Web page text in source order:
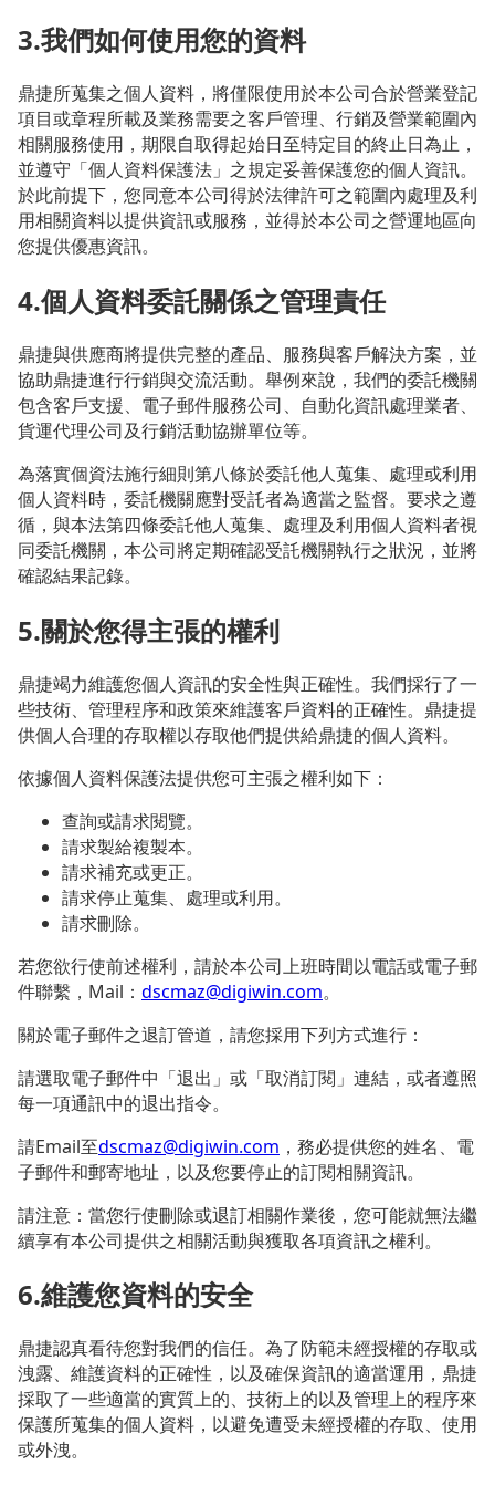
3.我們如何使用您的資料
鼎捷所蒐集之個人資料，將僅限使用於本公司合於營業登記
項目或章程所載及業務需要之客戶管理、行銷及營業範圍內
相關服務使用，期限自取得起始日至特定目的終止日為止，
並遵守「個人資料保護法」之規定妥善保護您的個人資訊。
於此前提下，您同意本公司得於法律許可之範圍內處理及利
用相關資料以提供資訊或服務，並得於本公司之營運地區向
您提供優惠資訊。
4.個人資料委託關係之管理責任
鼎捷與供應商將提供完整的產品、服務與客戶解決方案，並
協助鼎捷進行行銷與交流活動。舉例來說，我們的委託機關
包含客戶支援、電子郵件服務公司、自動化資訊處理業者、
貨運代理公司及行銷活動協辦單位等。
為落實個資法施行細則第八條於委託他人蒐集、處理或利用
個人資料時，委託機關應對受託者為適當之監督。要求之遵
循，與本法第四條委託他人蒐集、處理及利用個人資料者視
同委託機關，本公司將定期確認受託機關執行之狀況，並將
確認結果記錄。
5.關於您得主張的權利
鼎捷竭力維護您個人資訊的安全性與正確性。我們採行了一
些技術、管理程序和政策來維護客戶資料的正確性。鼎捷提
供個人合理的存取權以存取他們提供給鼎捷的個人資料。
依據個人資料保護法提供您可主張之權利如下：
查詢或請求閱覽。
請求製給複製本。
請求補充或更正。
請求停止蒐集、處理或利用。
請求刪除。
若您欲行使前述權利，請於本公司上班時間以電話或電子郵
件聯繫，Mail： dscmaz@digiwin.com。
關於電子郵件之退訂管道，請您採用下列方式進行：
請選取電子郵件中「退出」或「取消訂閱」連結，或者遵照
每一項通訊中的退出指令。
請Email至dscmaz@digiwin.com ，務必提供您的姓名、電
子郵件和郵寄地址，以及您要停止的訂閱相關資訊。
請注意：當您行使刪除或退訂相關作業後，您可能就無法繼
續享有本公司提供之相關活動與獲取各項資訊之權利。
6.維護您資料的安全
鼎捷認真看待您對我們的信任。為了防範未經授權的存取或
洩露、維護資料的正確性，以及確保資訊的適當運用，鼎捷
採取了一些適當的實質上的、技術上的以及管理上的程序來
保護所蒐集的個人資料，以避免遭受未經授權的存取、使用
或外洩。